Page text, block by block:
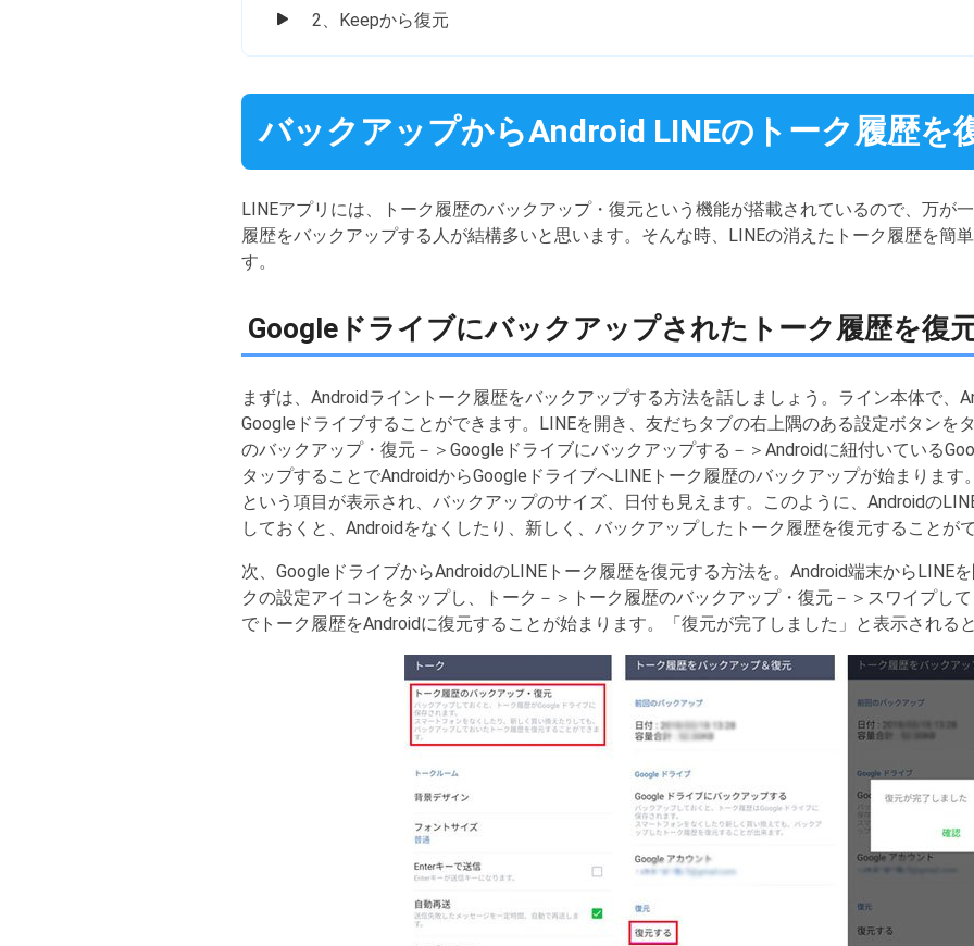
2、Keepから復元
バックアップからAndroid LINEのトーク履歴を
LINEアプリには、トーク履歴のバックアップ・復元という機能が搭載されているので、万が
履歴をバックアップする人が結構多いと思います。そんな時、LINEの消えたトーク履歴を簡
す。
Googleドライブにバックアップされたトーク履歴を復
まずは、Androidライントーク履歴をバックアップする方法を話しましょう。ライン本体で、
Googleドライブすることができます。LINEを開き、友だちタブの右上隅のある設定ボタンを
のバックアップ・復元－＞Googleドライブにバックアップする－＞Androidに紐付いている
タップすることでAndroidからGoogleドライブへLINEトーク履歴のバックアップが始まりま
という項目が表示され、バックアップのサイズ、日付も見えます。このように、Androidの
しておくと、Androidをなくしたり、新しく、バックアップしたトーク履歴を復元することが
次、GoogleドライブからAndroidのLINEトーク履歴を復元する方法を。Android端末からLINE
クの設定アイコンをタップし、トーク－＞トーク履歴のバックアップ・復元－＞スワイプし
でトーク履歴をAndroidに復元することが始まります。「復元が完了しました」と表示される